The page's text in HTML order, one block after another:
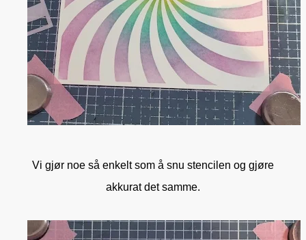
Vi gjør noe så enkelt som å snu stencilen og gjøre
akkurat det samme.